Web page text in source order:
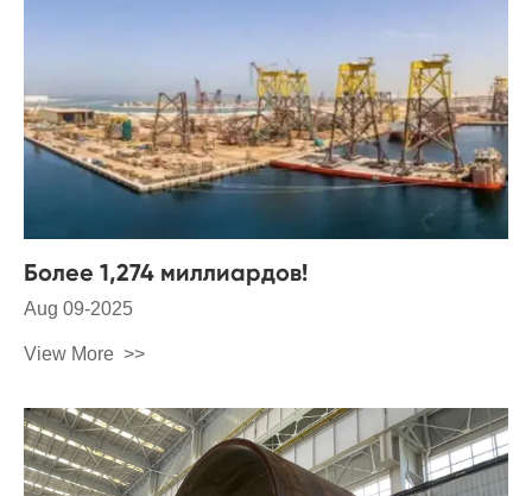
Более 1,274 миллиардов!
Aug 09-2025
View More